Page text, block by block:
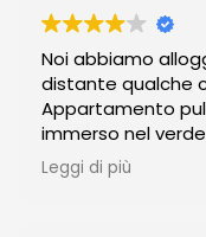
Noi abbiamo
distante qualche
Appartamento
immerso nel
mare. Zona molto
stati bene.
Leggi di più